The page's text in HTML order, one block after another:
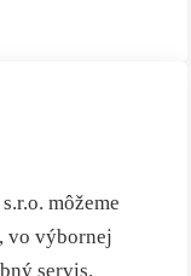
môžeme
vo výbornej
servis.